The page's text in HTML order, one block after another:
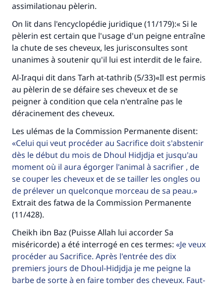
assimilationau pèlerin.
On lit dans l'encyclopédie juridique (11/179):« Si le
pèlerin est certain que l'usage d'un peigne entraîne
la chute de ses cheveux, les jurisconsultes sont
unanimes à soutenir qu'il lui est interdit de le faire.
Al-Iraqui dit dans Tarh at-tathrib (5/33)«Il est permis
au pèlerin de se défaire ses cheveux et de se
peigner à condition que cela n'entraîne pas le
déracinement des cheveux.
Les ulémas de la Commission Permanente disent:
Celui qui veut procéder au Sacrifice doit s'abstenir
dès le début du mois de Dhoul Hidjdja et jusqu'au
moment où il aura égorger l'animal à sacrifier , de
se couper les cheveux et de se tailler les ongles ou
de prélever un quelconque morceau de sa peau.
Extrait des fatwa de la Commission Permanente
(11/428).
Cheikh ibn Baz (Puisse Allah lui accorder Sa
miséricorde) a été interrogé en ces termes:
Je veux
procéder au Sacrifice. Après l'entrée des dix
premiers jours de Dhoul-Hidjdja je me peigne la
barbe de sorte à en faire tomber des cheveux. Faut-